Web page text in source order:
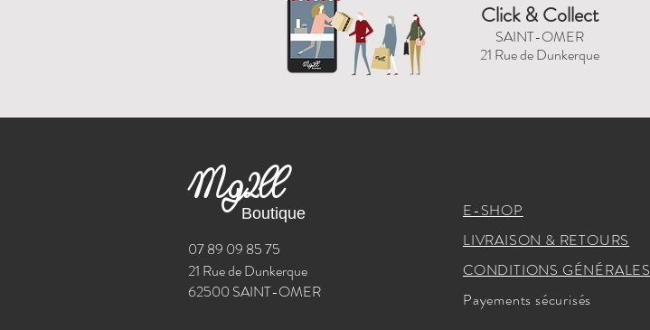
Mg2ll
Boutique
07 89 09 85 75
21 Rue de Dunkerque
62500 SAINT-OMER
E-SHOP
LIVRAISON & RETOURS
CONDITIONS GÉNÉRALES
Payements sécurisés
Click & Collect
SAINT-OMER
21 Rue de Dunkerque